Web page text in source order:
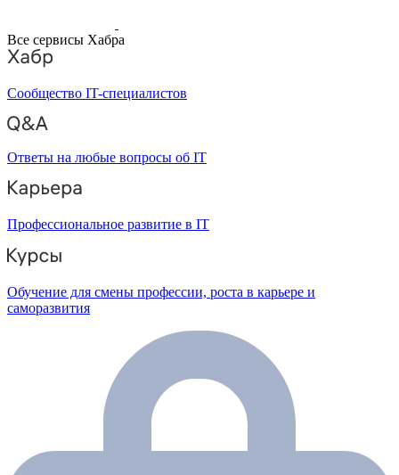
Все сервисы Хабра
Сообщество IT-специалистов
Ответы на любые вопросы об IT
Профессиональное развитие в IT
Обучение для смены профессии, роста в карьере и
саморазвития